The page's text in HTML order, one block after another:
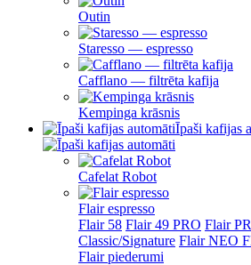
Outin
Staresso — espresso
Cafflano — filtrēta kafija
Kempinga krāsnis
Īpaši kafijas
Cafelat Robot
Flair espresso
Flair 58 Flair 49 PRO Flair
Classic/Signature Flair NEO
Flair piederumi